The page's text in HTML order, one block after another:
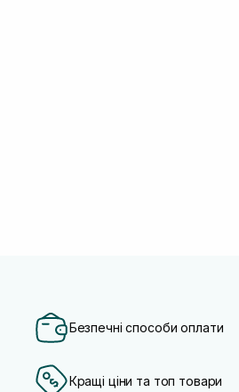
Безпечні способи оплати
Кращі ціни та топ товари